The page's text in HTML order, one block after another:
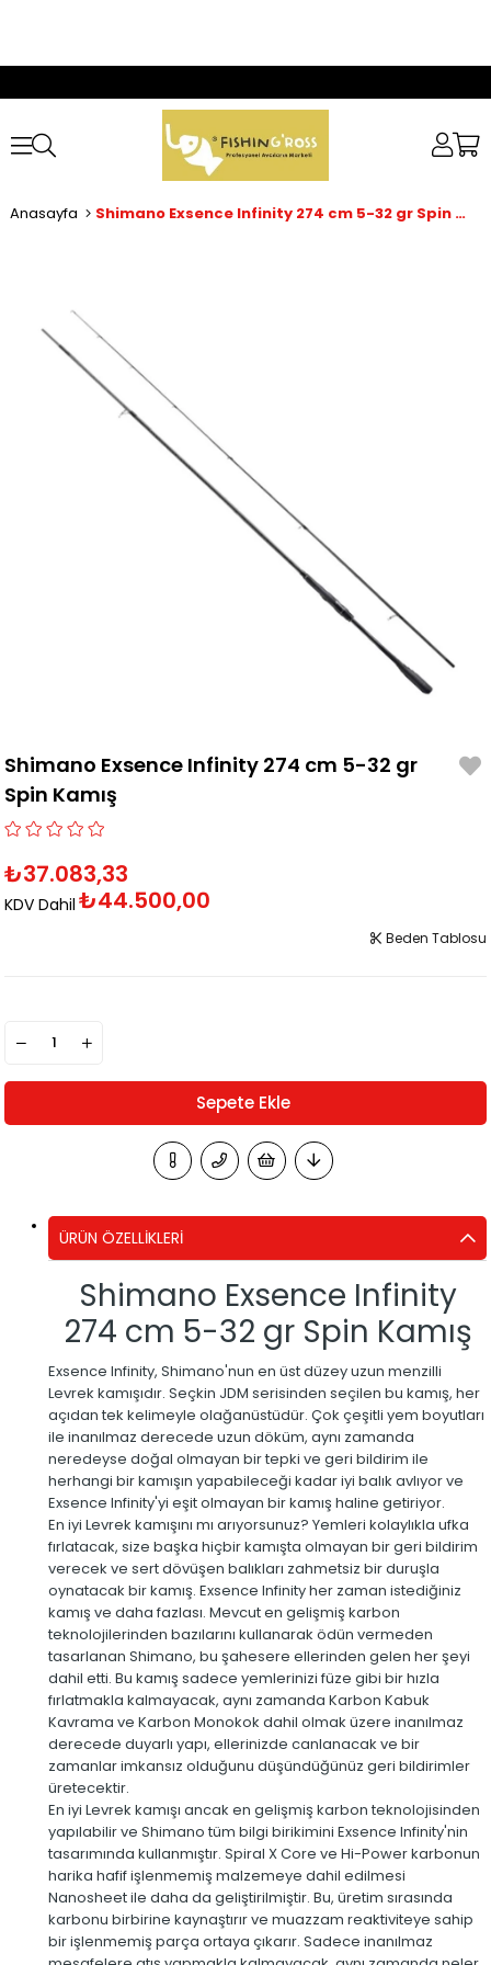
Anasayfa Shimano Exsence Infinity 274 cm 5-32 gr Spin Kamış
Shimano Exsence Infinity 274 cm 5-32 gr
Spin Kamış
₺37.083,33
KDV Dahil ₺44.500,00
Beden Tablosu
ÜRÜN ÖZELLIKLERI
Shimano Exsence Infinity
274 cm 5-32 gr Spin Kamış
Exsence Infinity, Shimano'nun en üst düzey uzun menzilli
Levrek kamışıdır. Seçkin JDM serisinden seçilen bu kamış, her
açıdan tek kelimeyle olağanüstüdür. Çok çeşitli yem boyutları
ile inanılmaz derecede uzun döküm, aynı zamanda
neredeyse doğal olmayan bir tepki ve geri bildirim ile
herhangi bir kamışın yapabileceği kadar iyi balık avlıyor ve
Exsence Infinity'yi eşit olmayan bir kamış haline getiriyor.
En iyi Levrek kamışını mı arıyorsunuz? Yemleri kolaylıkla ufka
fırlatacak, size başka hiçbir kamışta olmayan bir geri bildirim
verecek ve sert dövüşen balıkları zahmetsiz bir duruşla
oynatacak bir kamış. Exsence Infinity her zaman istediğiniz
kamış ve daha fazlası. Mevcut en gelişmiş karbon
teknolojilerinden bazılarını kullanarak ödün vermeden
tasarlanan Shimano, bu şahesere ellerinden gelen her şeyi
dahil etti. Bu kamış sadece yemlerinizi füze gibi bir hızla
fırlatmakla kalmayacak, aynı zamanda Karbon Kabuk
Kavrama ve Karbon Monokok dahil olmak üzere inanılmaz
derecede duyarlı yapı, ellerinizde canlanacak ve bir
zamanlar imkansız olduğunu düşündüğünüz geri bildirimler
üretecektir.
En iyi Levrek kamışı ancak en gelişmiş karbon teknolojisinden
yapılabilir ve Shimano tüm bilgi birikimini Exsence Infinity'nin
tasarımında kullanmıştır. Spiral X Core ve Hi-Power karbonun
harika hafif işlenmemiş malzemeye dahil edilmesi
Nanosheet ile daha da geliştirilmiştir. Bu, üretim sırasında
karbonu birbirine kaynaştırır ve muazzam reaktiviteye sahip
bir işlenmemiş parça ortaya çıkarır. Sadece inanılmaz